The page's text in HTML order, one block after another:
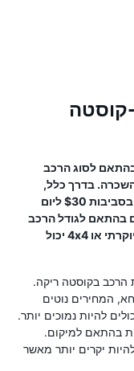
קוסטה
לסוג הרכב
בדרך כלל,
מחירי השכרת רכב בקוסטה ריקה מתחילים בסביבות $30 ליום
בהתאם לגודל הרכב
שאתה צריך וסוג הרכב. לדוגמה, רכב שטח יוקרתי או 4x4 יכול
הרכב בקוסטה ריקה.
המחירים נוטים
להיות נמוכים יותר.
בהתאם למיקום.
יקרים יותר מאשר